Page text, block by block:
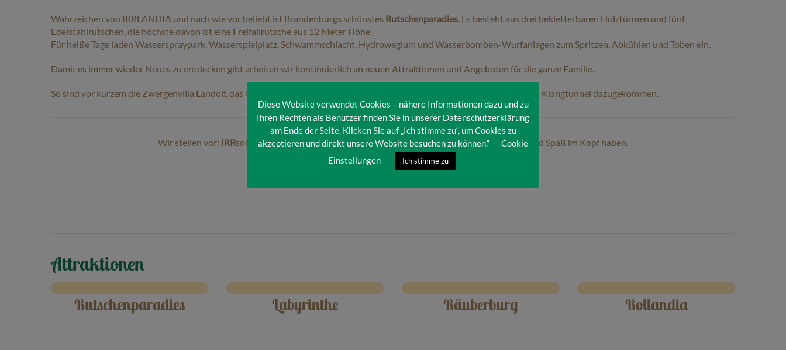
Wahrzeichen von IRRLANDIA und nach wie vor beliebt ist Brandenburgs schönstes Rutschenparadies. Es besteht aus drei bekletterbaren Holztürmen und fünf
Edelstahlrutschen, die höchste davon ist eine Freifallrutsche aus 12 Meter Höhe.
Für heiße Tage laden Wasserspraypark, Wasserspielplatz, Schwammschlacht, Hydrowegium und Wasserbomben-Wurfanlagen zum Spritzen, Abkühlen und Toben ein.
Damit es immer wieder Neues zu entdecken gibt arbeiten wir kontinuierlich an neuen Attraktionen und Angeboten für die ganze Familie.
So sind vor kurzem die Zwergenvilla Landolf, das Glaslabyrinth und die mystischen Licht- und Toninstallationen in unserem Klangtunnel dazugekommen.
Wir stellen vor: IRRsolde,LANdolf undDIAna – unsere Zwerge, die nichts als Rutschen, Spiel und Spaß im Kopf haben.
Attraktionen
Rutschenparadies Labyrinthe Räuberburg Rollandia
Diese Website verwendet Cookies – nähere Informationen dazu und zu
Ihren Rechten als Benutzer finden Sie in unserer Datenschutzerklärung
am Ende der Seite. Klicken Sie auf „Ich stimme zu“, um Cookies zu
akzeptieren und direkt unsere Website besuchen zu können.“
Cookie
Einstellungen
Ich stimme zu